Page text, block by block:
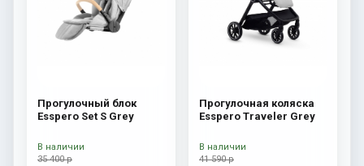
Прогулочный блок
Esspero Set S Grey
35 400 р
В наличии
Прогулочная коляска
Esspero Traveler Grey
41 590 р
В наличии